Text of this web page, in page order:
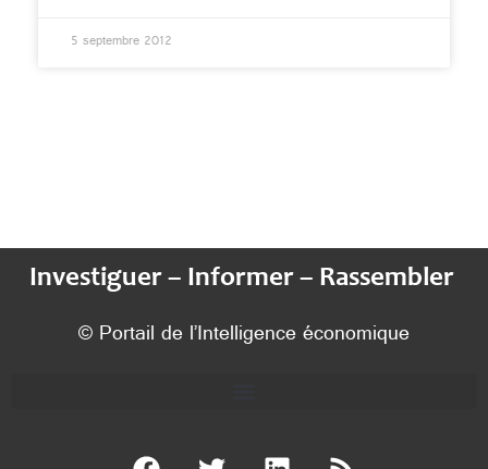
5 septembre 2012
Investiguer – Informer – Rassembler
© Portail de l’Intelligence économique